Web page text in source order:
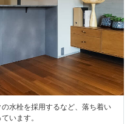
水栓を採用するなど、落ち着い
います。